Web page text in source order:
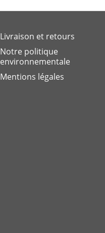
Livraison et retours
Notre politique
environnementale
Mentions légales